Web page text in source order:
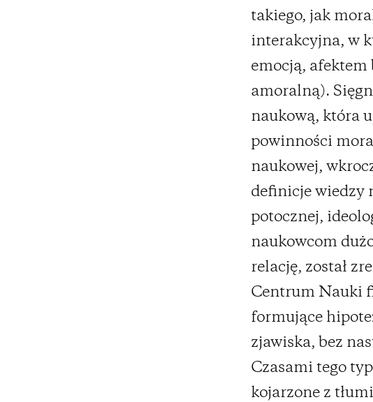
takiego, jak
interakcyjna, w
emocją, afektem
amoralną).
naukową, która
powinności
naukowej,
definicje wiedzy
potocznej,
naukowcom
relację, został
Centrum Nauki
formujące
zjawiska, bez
Czasami tego
kojarzone z